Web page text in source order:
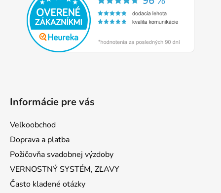
Informácie pre vás
Veľkoobchod
Doprava a platba
Požičovňa svadobnej výzdoby
VERNOSTNÝ SYSTÉM, ZĽAVY
Často kladené otázky